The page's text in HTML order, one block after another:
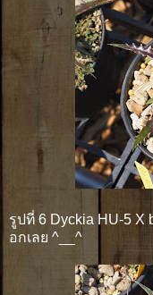
รูปที่ 6 Dyckia HU-5
อกเลย ^__^